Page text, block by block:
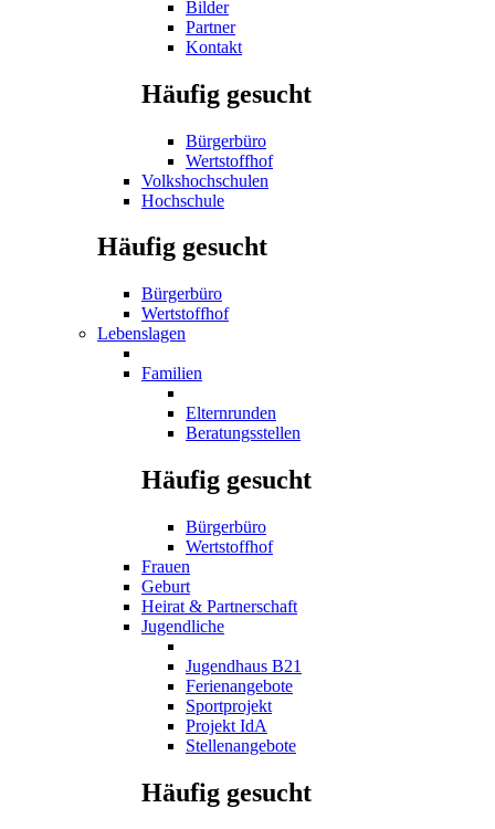
Bilder
Partner
Kontakt
Häufig gesucht
Bürgerbüro
Wertstoffhof
Volkshochschulen
Hochschule
Häufig gesucht
Bürgerbüro
Wertstoffhof
Lebenslagen
Familien
Elternrunden
Beratungsstellen
Häufig gesucht
Bürgerbüro
Wertstoffhof
Frauen
Geburt
Heirat & Partnerschaft
Jugendliche
Jugendhaus B21
Ferienangebote
Sportprojekt
Projekt IdA
Stellenangebote
Häufig gesucht